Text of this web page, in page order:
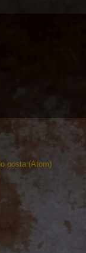
posta (Atom)